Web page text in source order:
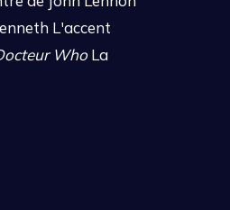
L'accent
WhoLa